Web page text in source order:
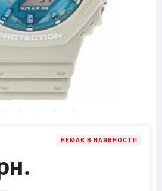
НЕМАЄ В НАЯВНОСТІ!